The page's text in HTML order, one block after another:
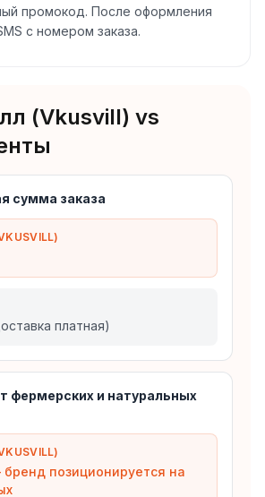
промокод. После оформления
с номером заказа.
(Vkusvill) vs
сумма заказа
платная)
фермерских и натуральных
позиционируется на